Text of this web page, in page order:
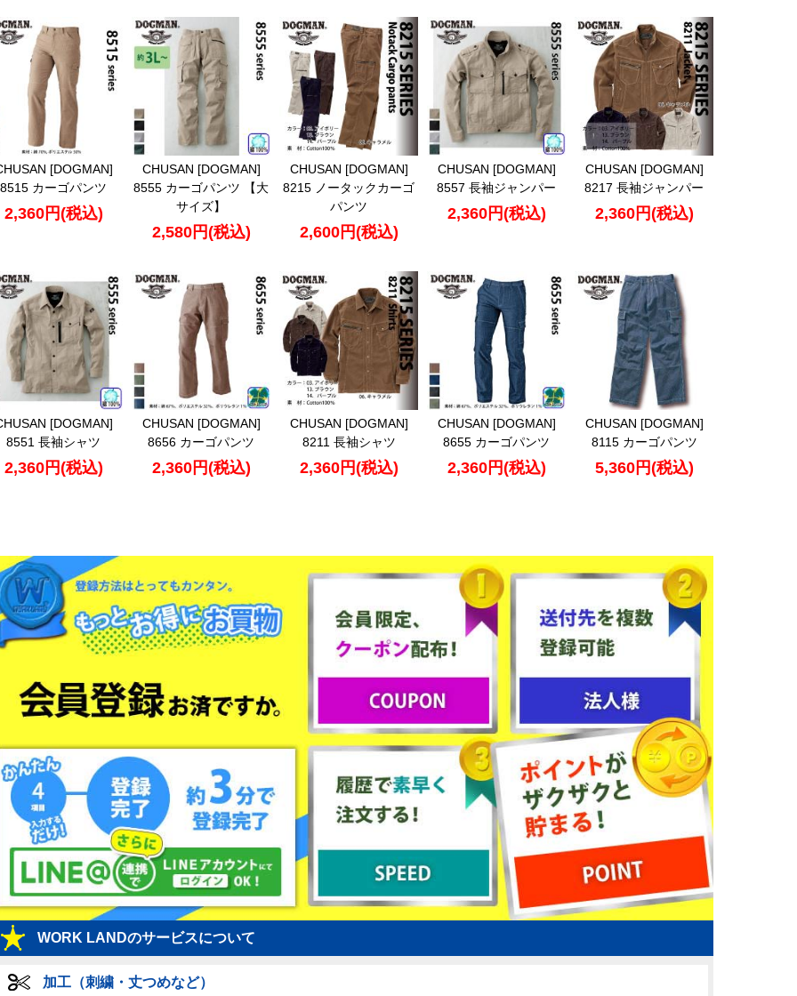
[DOGMAN]
8515 カーゴパンツ
2,360円(税込)
CHUSAN [DOGMAN]
8555 カーゴパンツ 【大
サイズ】
2,580円(税込)
CHUSAN [DOGMAN]
8215 ノータックカーゴ
パンツ
2,600円(税込)
CHUSAN [DOGMAN]
8557 長袖ジャンパー
2,360円(税込)
CHUSAN [DOGMAN]
8217 長袖ジャンパー
2,360円(税込)
[DOGMAN]
8551 長袖シャツ
2,360円(税込)
CHUSAN [DOGMAN]
8656 カーゴパンツ
2,360円(税込)
CHUSAN [DOGMAN]
8211 長袖シャツ
2,360円(税込)
CHUSAN [DOGMAN]
8655 カーゴパンツ
2,360円(税込)
CHUSAN [DOGMAN]
8115 カーゴパンツ
5,360円(税込)
WORK LANDのサービスについて
加工（刺繍・丈つめなど）